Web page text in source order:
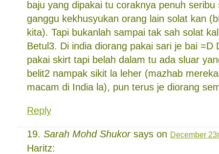
baju yang dipakai tu coraknya penuh seribu
ganggu kekhusyukan orang lain solat kan
kita). Tapi bukanlah sampai tak sah solat
Betul3. Di india diorang pakai sari je bai =D
pakai skirt tapi belah dalam tu ada sluar
belit2 nampak sikit la leher (mazhab
macam di India la), pun terus je diorang
Reply
Sarah Mohd Shukorsays on December
Haritz: